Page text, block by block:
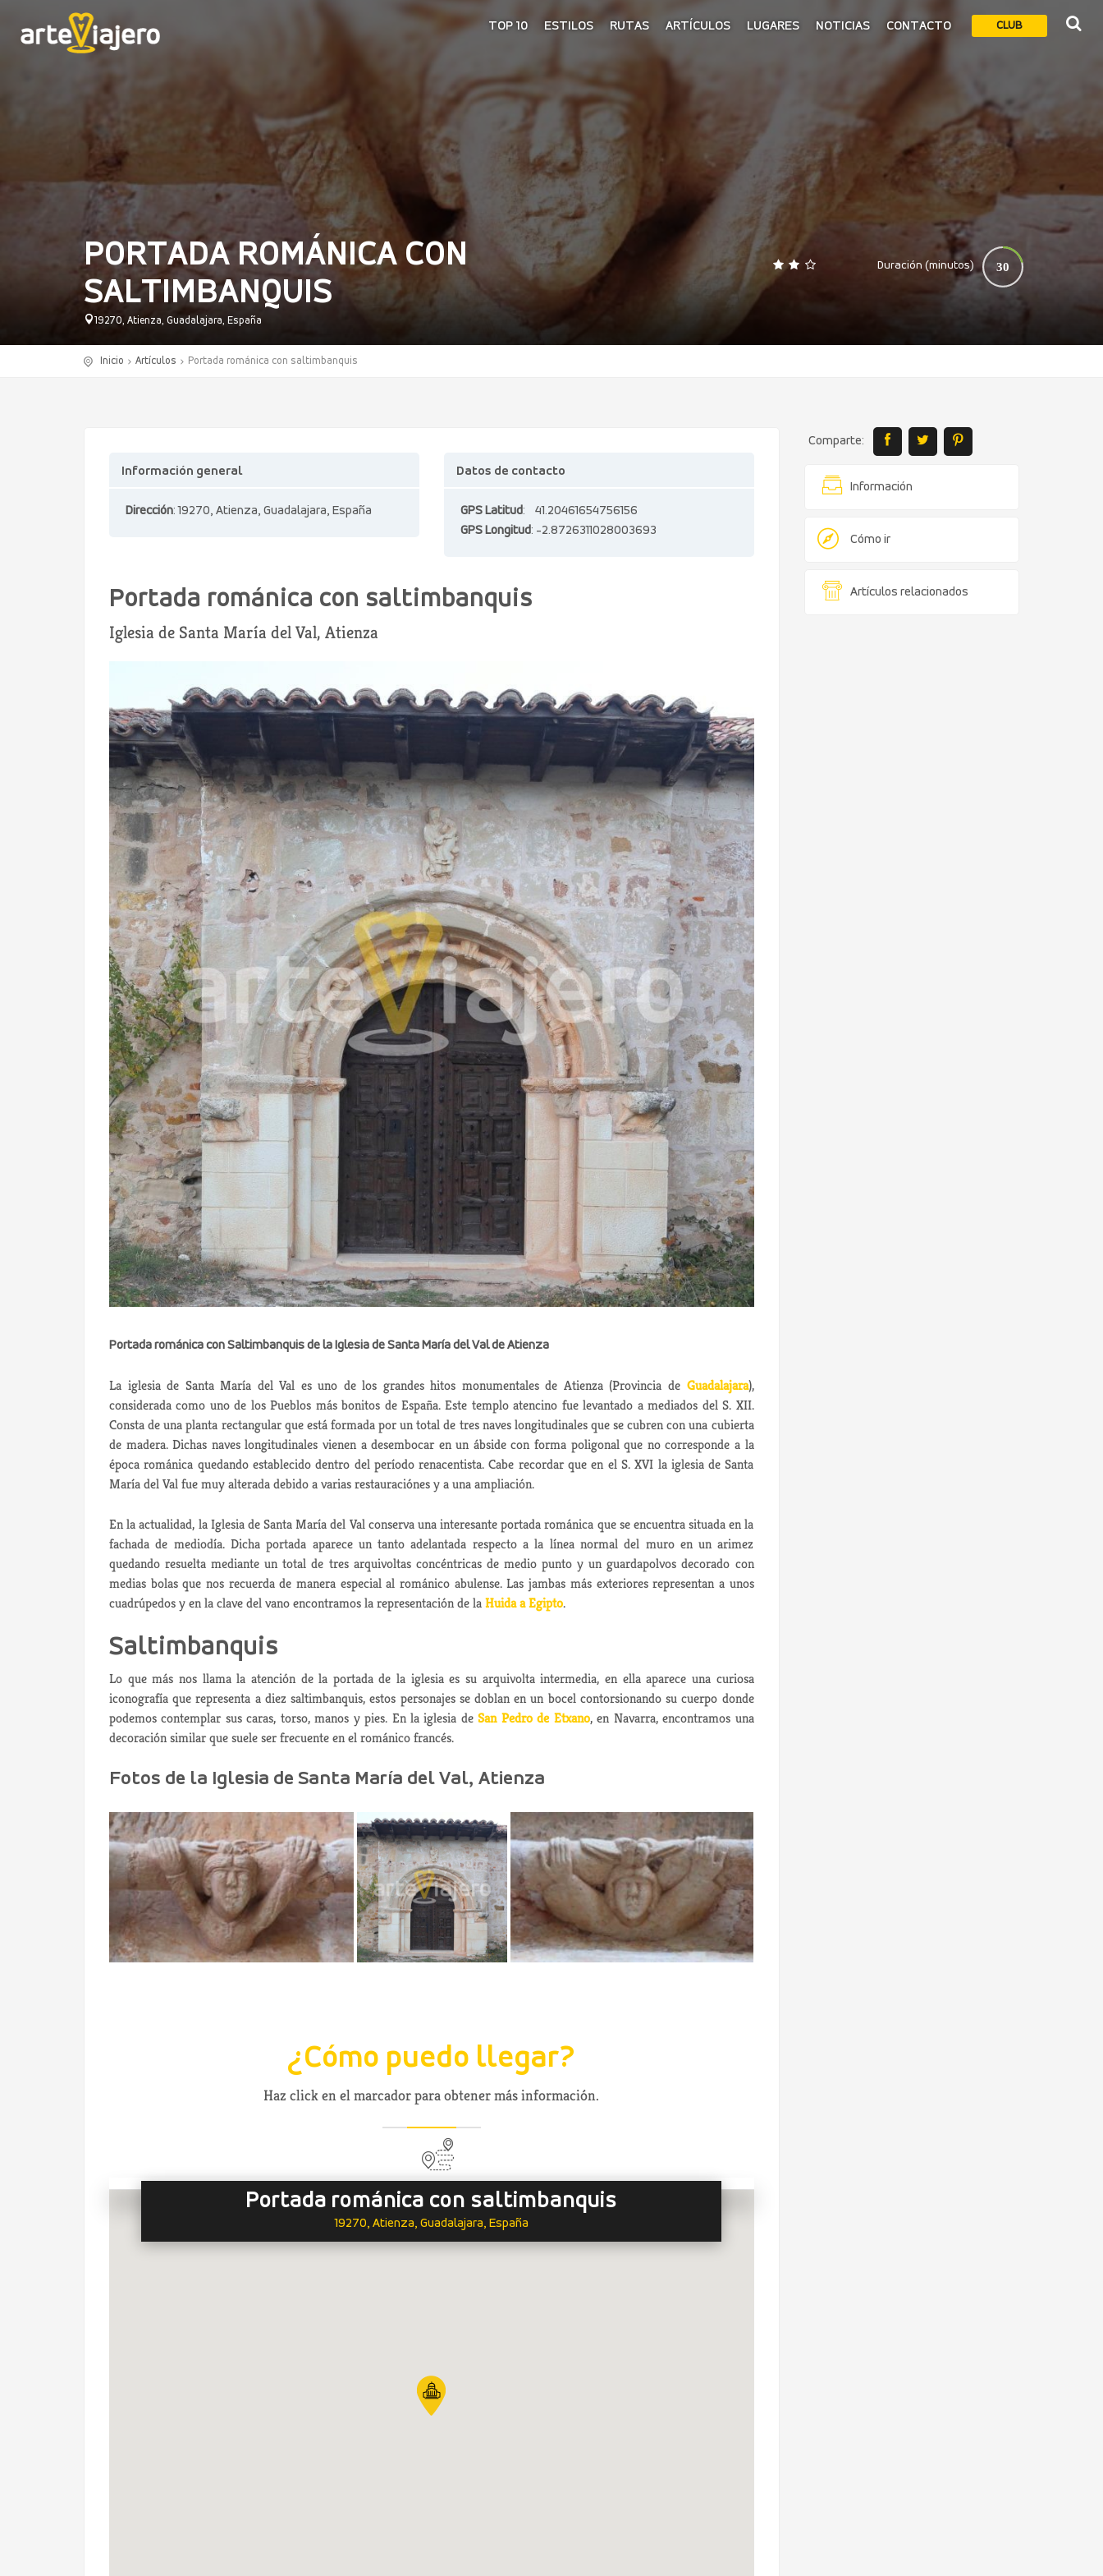
CLUB
TOP 10 ESTILOS RUTAS ARTÍCULOS LUGARES NOTICIAS CONTACTO
PORTADA ROMÁNICA CON
SALTIMBANQUIS
19270, Atienza, Guadalajara, España
Duración (minutos) 30
0 140
Inicio Artículos Portada románica con saltimbanquis
Comparte:
Información
Cómo ir
Artículos relacionados
Información general
Dirección: 19270, Atienza, Guadalajara, España
Datos de contacto
GPS Latitud: 41.20461654756156
GPS Longitud: -2.8726311028003693
Portada románica con saltimbanquis
Iglesia de Santa María del Val, Atienza
Portada románica con Saltimbanquis de la Iglesia de Santa María del Val de Atienza
La iglesia de Santa María del Val es uno de los grandes hitos monumentales de Atienza (Provincia de Guadalajara),
considerada como uno de los Pueblos más bonitos de España. Este templo atencino fue levantado a mediados del S. XII.
Consta de una planta rectangular que está formada por un total de tres naves longitudinales que se cubren con una cubierta
de madera. Dichas naves longitudinales vienen a desembocar en un ábside con forma poligonal que no corresponde a la
época románica quedando establecido dentro del período renacentista. Cabe recordar que en el S. XVI la iglesia de Santa
María del Val fue muy alterada debido a varias restauraciónes y a una ampliación.
En la actualidad, la Iglesia de Santa María del Val conserva una interesante portada románica que se encuentra situada en la
fachada de mediodía. Dicha portada aparece un tanto adelantada respecto a la línea normal del muro en un arimez
quedando resuelta mediante un total de tres arquivoltas concéntricas de medio punto y un guardapolvos decorado con
medias bolas que nos recuerda de manera especial al románico abulense. Las jambas más exteriores representan a unos
cuadrúpedos y en la clave del vano encontramos la representación de laHuida a Egipto.
Saltimbanquis
Lo que más nos llama la atención de la portada de la iglesia es su arquivolta intermedia, en ella aparece una curiosa
iconografía que representa a diez saltimbanquis, estos personajes se doblan en un bocel contorsionando su cuerpo donde
podemos contemplar sus caras, torso, manos y pies. En la iglesia deSan Pedro de Etxano, en Navarra, encontramos una
decoración similar que suele ser frecuente en el románicofrancés.
Fotos de la Iglesia de Santa María del Val, Atienza
¿Cómo puedo llegar?
Haz click en el marcador para obtener más información.
Portada románica con saltimbanquis
19270, Atienza, Guadalajara, España